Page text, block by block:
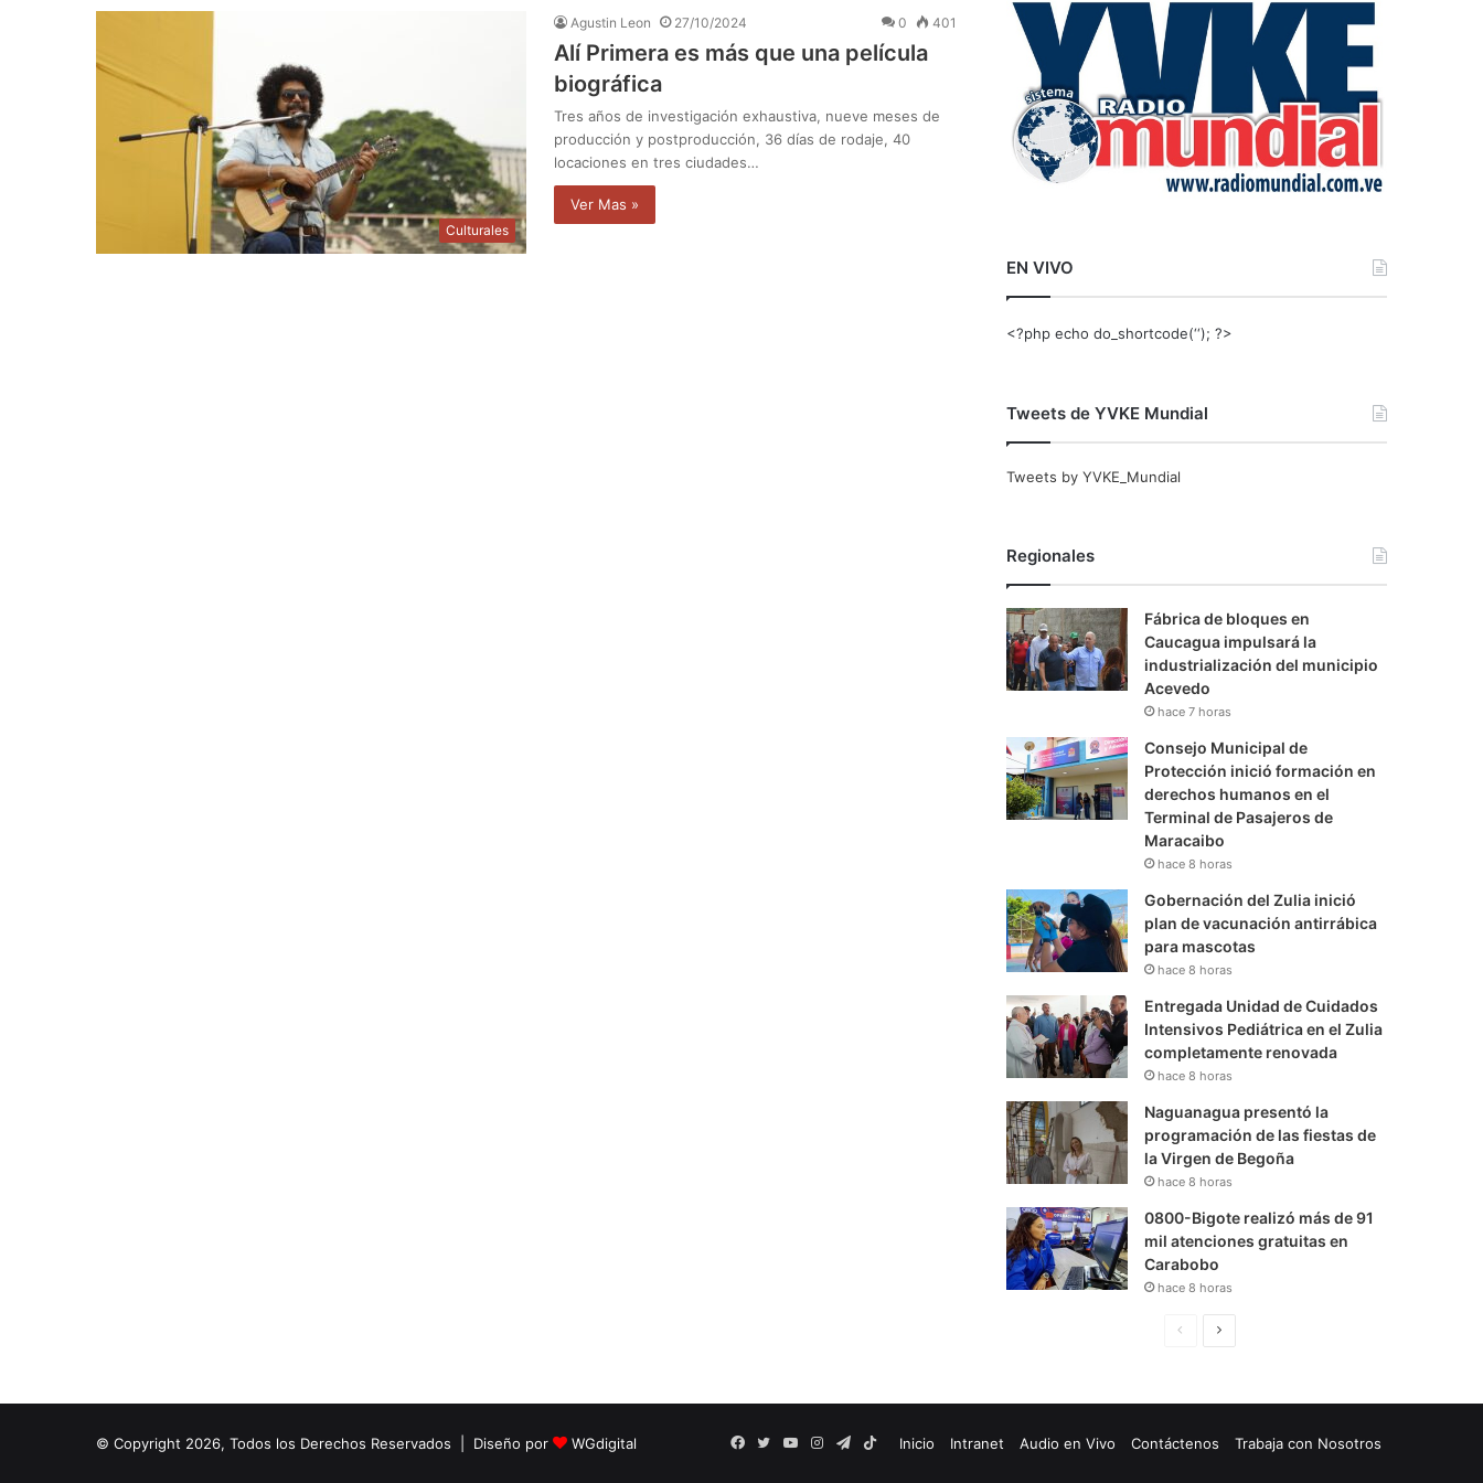
Culturales
Agustin Leon 27/10/2024 0 401
Alí Primera es más que una película
biográfica
Tres años de investigación exhaustiva, nueve meses de
producción y postproducción, 36 días de rodaje, 40
locaciones en tres ciudades…
Ver Mas »
r
EN VIVO
<?php echo do_shortcode(‘‘); ?>
Tweets de YVKE Mundial
Tweets by YVKE_Mundial
Regionales
Fábrica de bloques en
Caucagua impulsará la
industrialización del municipio
Acevedo
hace 7 horas
Consejo Municipal de
Protección inició formación en
derechos humanos en el
Terminal de Pasajeros de
Maracaibo
hace 8 horas
Gobernación del Zulia inició
plan de vacunación antirrábica
para mascotas
hace 8 horas
Entregada Unidad de Cuidados
Intensivos Pediátrica en el Zulia
completamente renovada
hace 8 horas
Naguanagua presentó la
programación de las fiestas de
la Virgen de Begoña
hace 8 horas
0800-Bigote realizó más de 91
mil atenciones gratuitas en
Carabobo
hace 8 horas
n
S
© Copyright 2026, Todos los Derechos Reservados | Diseño por WGdigital Inicio Intranet Audio en Vivo Contáctenos Trabaja con Nosotros
Facebook
TwitterYouTubeInstagramTelegram
TikTok